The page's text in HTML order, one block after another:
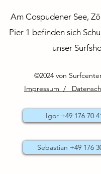
Am Cospudener See,
Pier 1 befinden sich
unser
©2024 von
Impressum /
Igor +49 176 70
Sebastian +49 176